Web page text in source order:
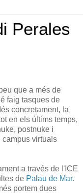
Perales
que a més de
faig tasques de
concretament, la
en els últims temps,
postnuke i
campus virtuals
a través de l'ICE
de Palau de Mar.
portem dues